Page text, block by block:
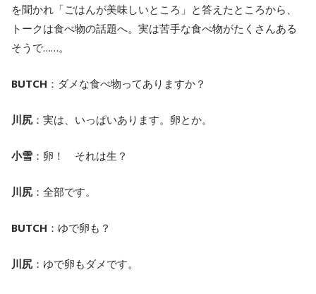
を聞かれ「ごはんが美味しいところ」と答えたところから、
トークは食べ物の話題へ。実は苦手な食べ物がたくさんある
そうで……。
BUTCH ：ダメな食べ物ってありますか？
川尻：実は、いっぱいあります。卵とか。
小雪 ：卵！ それは生？
川尻：全部です。
BUTCH ：ゆで卵も？
川尻：ゆで卵もダメです。